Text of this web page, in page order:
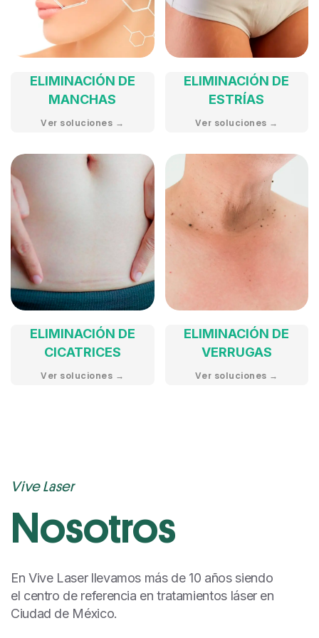
ELIMINACIÓN DE
MANCHAS
Ver soluciones →
ELIMINACIÓN DE
ESTRÍAS
Ver soluciones →
ELIMINACIÓN DE
CICATRICES
Ver soluciones →
ELIMINACIÓN DE
VERRUGAS
Ver soluciones →
Vive Laser
Nosotros
En Vive Laser llevamos más de 10 años siendo
el centro de referencia en tratamientos láser en
Ciudad de México.